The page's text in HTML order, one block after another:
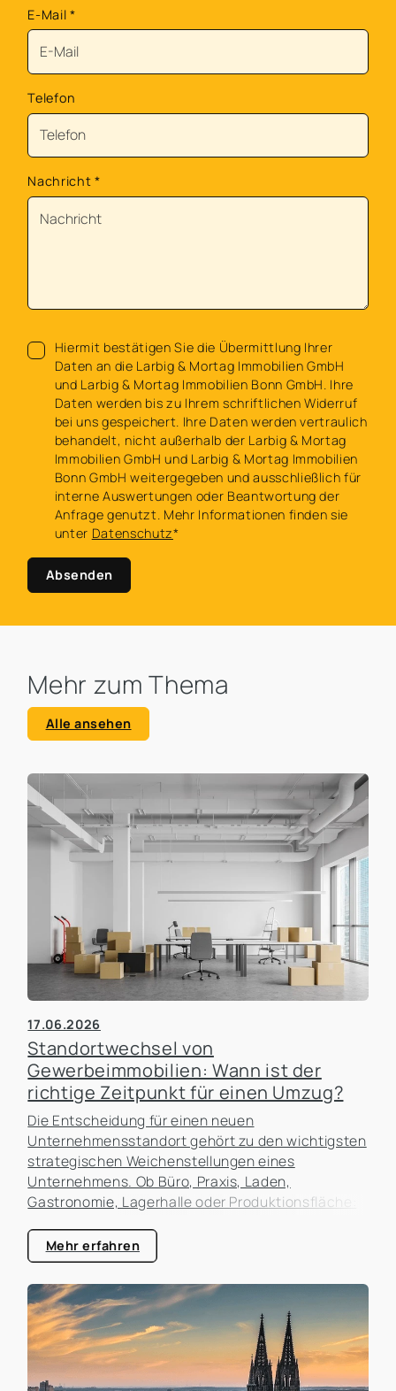
E-Mail *
Telefon
Nachricht *
Hiermit bestätigen Sie die Übermittlung Ihrer
Daten an die Larbig & Mortag Immobilien GmbH
und Larbig & Mortag Immobilien Bonn GmbH. Ihre
Daten werden bis zu Ihrem schriftlichen Widerruf
bei uns gespeichert. Ihre Daten werden vertraulich
behandelt, nicht außerhalb der Larbig & Mortag
Immobilien GmbH und Larbig & Mortag Immobilien
Bonn GmbH weitergegeben und ausschließlich für
interne Auswertungen oder Beantwortung der
Anfrage genutzt. Mehr Informationen finden sie
unter Datenschutz*
Absenden
Mehr zum Thema
Alle ansehen
17.06.2026
Standortwechsel von
Gewerbeimmobilien: Wann ist der
richtige Zeitpunkt für einen Umzug?
Die Entscheidung für einen neuen
Unternehmensstandort gehört zu den wichtigsten
strategischen Weichenstellungen eines
Unternehmens. Ob Büro, Praxis, Laden,
Gastronomie, Lagerhalle oder Produktionsfläche:
Kosten, sondern auch die Erreichbarkeit für
Kunden, die Attraktivität als Arbeitgeber und die
zukünftigen Entwicklungsmöglichkeiten des
Unternehmens. In der Praxis erleben wir häufig,
dass Unternehmen zu lange an einem Standort
festhalten, obwohl sich die Rahmenbedingungen
längst verändert haben. Gleichzeitig werden
Umzüge manchmal überstürzt geplant, ohne die
Mehr erfahren